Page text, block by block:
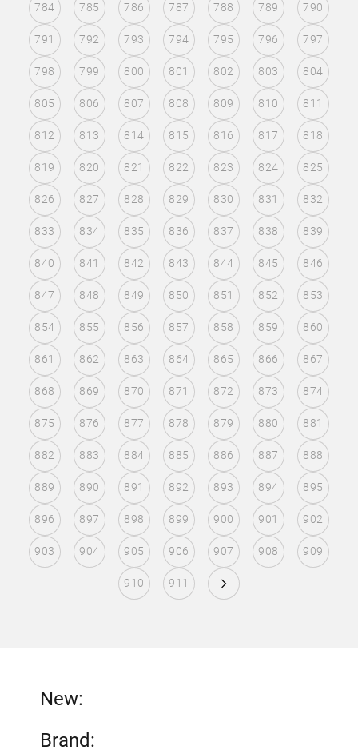
784 785 786 787 788 789 790
791 792 793 794 795 796 797
798 799 800 801 802 803 804
805 806 807 808 809 810 811
812 813 814 815 816 817 818
819 820 821 822 823 824 825
826 827 828 829 830 831 832
833 834 835 836 837 838 839
840 841 842 843 844 845 846
847 848 849 850 851 852 853
854 855 856 857 858 859 860
861 862 863 864 865 866 867
868 869 870 871 872 873 874
875 876 877 878 879 880 881
882 883 884 885 886 887 888
889 890 891 892 893 894 895
896 897 898 899 900 901 902
903 904 905 906 907 908 909
910 911
New:
Brand: